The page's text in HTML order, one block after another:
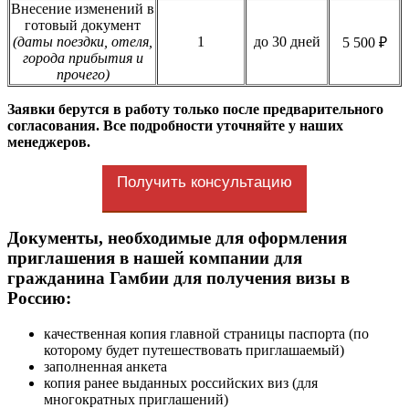
Внесение изменений в
готовый документ
(даты поездки, отеля,
города прибытия и
прочего)
1 до 30 дней 5 500 ₽
Заявки берутся в работу только после предварительного
согласования. Все подробности уточняйте у наших
менеджеров.
Получить консультацию
Документы, необходимые для оформления
приглашения в нашей компании для
гражданина Гамбии для получения визы в
Россию:
качественная копия главной страницы паспорта (по
которому будет путешествовать приглашаемый)
заполненная анкета
копия ранее выданных российских виз (для
многократных приглашений)